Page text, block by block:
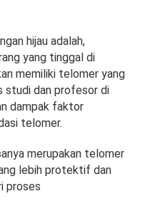
hijau adalah,
yang tinggal di
memiliki telomer yang
studi dan profesor di
dampak faktor
telomer.
merupakan telomer
lebih protektif dan
proses